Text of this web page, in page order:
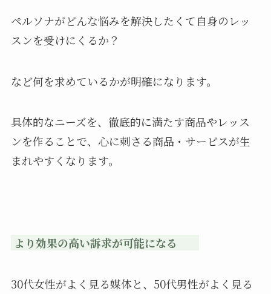
ペルソナがどんな悩みを解決したくて自身のレッ
スンを受けにくるか？
など何を求めているかが明確になります。
具体的なニーズを、徹底的に満たす商品やレッス
ンを作ることで、心に刺さる商品・サービスが生
まれやすくなります。
より効果の高い訴求が可能になる
30代女性がよく見る媒体と、50代男性がよく見る